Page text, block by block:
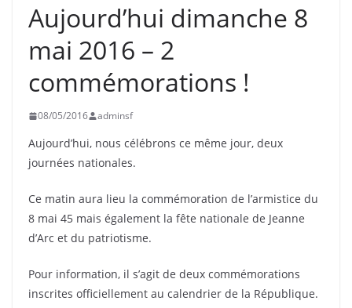
Aujourd’hui dimanche 8
mai 2016 – 2
commémorations !
08/05/2016 adminsf
Aujourd’hui, nous célébrons ce même jour, deux
journées nationales.
Ce matin aura lieu la commémoration de l’armistice du
8 mai 45 mais également la fête nationale de Jeanne
d’Arc et du patriotisme.
Pour information, il s’agit de deux commémorations
inscrites officiellement au calendrier de la République.